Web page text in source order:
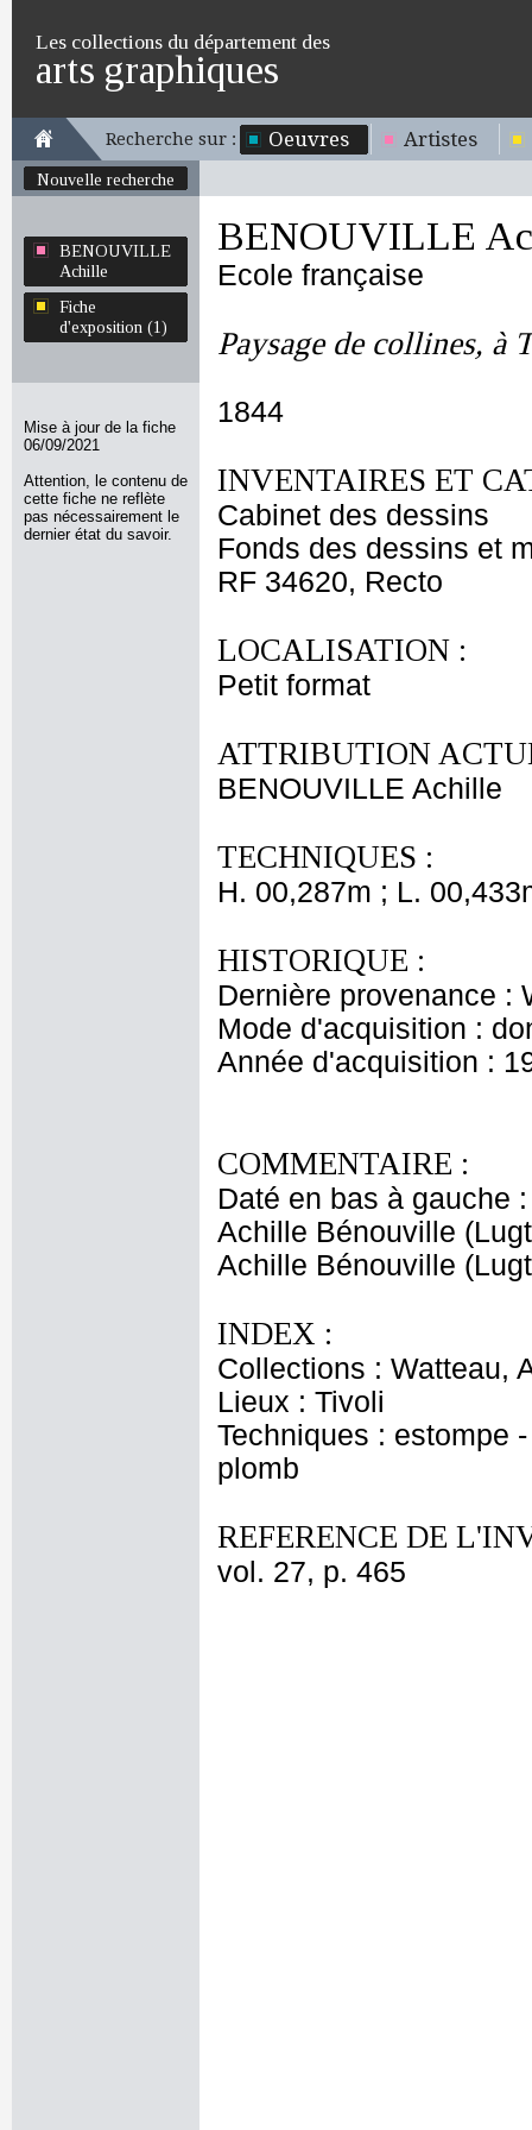
Les collections du département des
arts graphiques
Recherche sur : Oeuvres Artistes
Nouvelle recherche
BENOUVILLE
Achille
Fiche
d'exposition (1)
Mise à jour de la fiche
06/09/2021
Attention, le contenu de
cette fiche ne reflète
pas nécessairement le
dernier état du savoir.
BENOUVILLE
Ecole française
Paysage de collines, à
1844
INVENTAIRES ET
Cabinet des dessins
Fonds des dessins et
RF 34620, Recto
LOCALISATION :
Petit format
ATTRIBUTION
BENOUVILLE Achille
TECHNIQUES :
H. 00,287m ; L.
HISTORIQUE :
Dernière provenance :
Mode d'acquisition :
Année d'acquisition :
COMMENTAIRE :
Daté en bas à gauche
Achille Bénouville
Achille Bénouville
INDEX :
Collections : Watteau,
Lieux : Tivoli
Techniques : estompe
plomb
REFERENCE DE
vol. 27, p. 465